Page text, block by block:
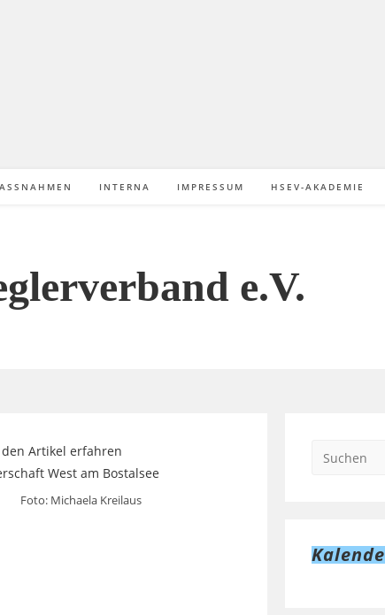
INTERNA IMPRESSUM HSEV-AKADEMIE
e.V.
Foto: Michaela Kreilaus
Kalende